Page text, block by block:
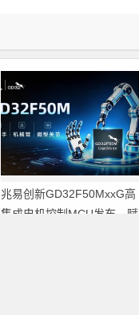
兆易创新GD32F50MxxG高
集成电机控制MCU发布，赋